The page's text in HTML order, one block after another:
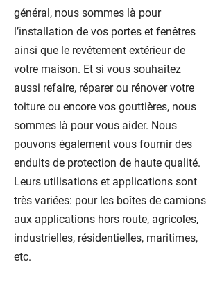
général, nous sommes là pour
l’installation de vos portes et fenêtres
ainsi que le revêtement extérieur de
votre maison. Et si vous souhaitez
aussi refaire, réparer ou rénover votre
toiture ou encore vos gouttières, nous
sommes là pour vous aider. Nous
pouvons également vous fournir des
enduits de protection de haute qualité.
Leurs utilisations et applications sont
très variées: pour les boîtes de camions
aux applications hors route, agricoles,
industrielles, résidentielles, maritimes,
etc.